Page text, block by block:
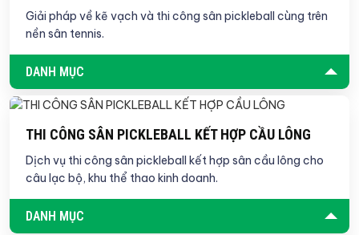
Giải pháp về kẽ vạch và thi công sân pickleball cùng trên
DANH MỤC
THI CÔNG SÂN PICKLEBALL KẾT HỢP CẦU LÔNG
Dịch vụ thi công sân pickleball kết hợp sân cầu lông cho
câu lạc bộ, khu thể thao kinh doanh.
DANH MỤC